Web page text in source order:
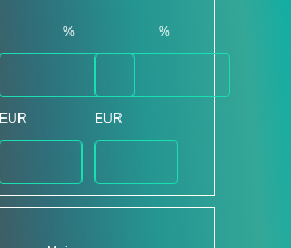
%
EUR
%
EUR